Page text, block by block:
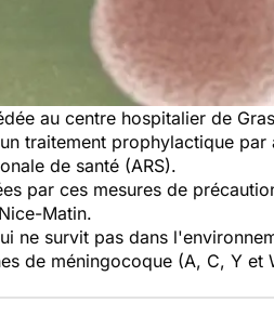
au centre hospitalier de
traitement prophylactique
de santé (ARS).
par ces mesures de
Matin.
ne survit pas dans
de méningocoque (A, C, Y et